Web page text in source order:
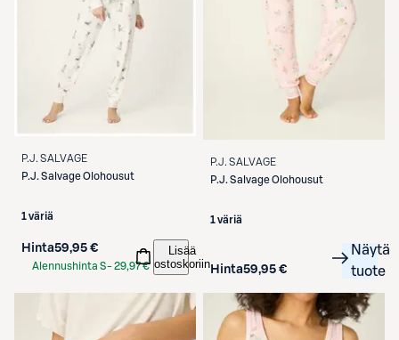
P.J. SALVAGE
P.J. SalvageOlohousut
1 väriä
Hinta59,95 €
Alennushinta S-29,97 €
Lisää
ostoskoriin
P.J. SALVAGE
P.J. SalvageOlohousut
1 väriä
Hinta59,95 €
Näytä
tuote